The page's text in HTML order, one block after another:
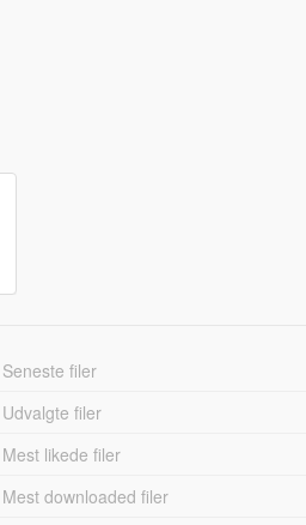
Seneste filer
Udvalgte filer
Mest likede filer
Mest downloaded filer